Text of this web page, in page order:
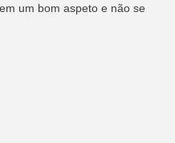
um bom aspeto e não se